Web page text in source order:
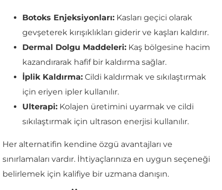
Botoks Enjeksiyonları: Kasları geçici olarak
gevşeterek kırışıklıkları giderir ve kaşları kaldırır.
Dermal Dolgu Maddeleri: Kaş bölgesine hacim
kazandırarak hafif bir kaldırma sağlar.
İplik Kaldırma: Cildi kaldırmak ve sıkılaştırmak
için eriyen ipler kullanılır.
Ulterapi: Kolajen üretimini uyarmak ve cildi
sıkılaştırmak için ultrason enerjisi kullanılır.
Her alternatifin kendine özgü avantajları ve
sınırlamaları vardır. İhtiyaçlarınıza en uygun seçeneği
belirlemek için kalifiye bir uzmana danışın.